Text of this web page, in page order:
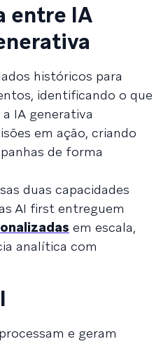
entre IA
históricos para
identificando o que
IA generativa
em ação, criando
de forma
duas capacidades
AI first entreguem
em escala,
analítica com
e geram